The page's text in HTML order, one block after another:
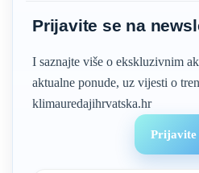
Prijavite se na
I saznajte više o ekskluzivnim
aktualne ponude, uz vijesti o
klimauredajihrvatska.hr
Prijavite